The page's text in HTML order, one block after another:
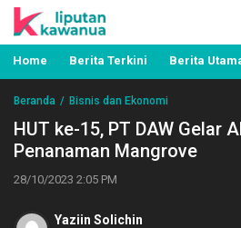
Liputan Kawanua
Berita Manado, Sulawesi
Pemerintahan, Hukum
Home Berita Terkini Berita
Beranda Bisnis dan Ekonomi
HUT ke-15, PT DAW Gelar
Penanaman Mangrove
28/10/2023 2:05 PM
Yaziin Solichin